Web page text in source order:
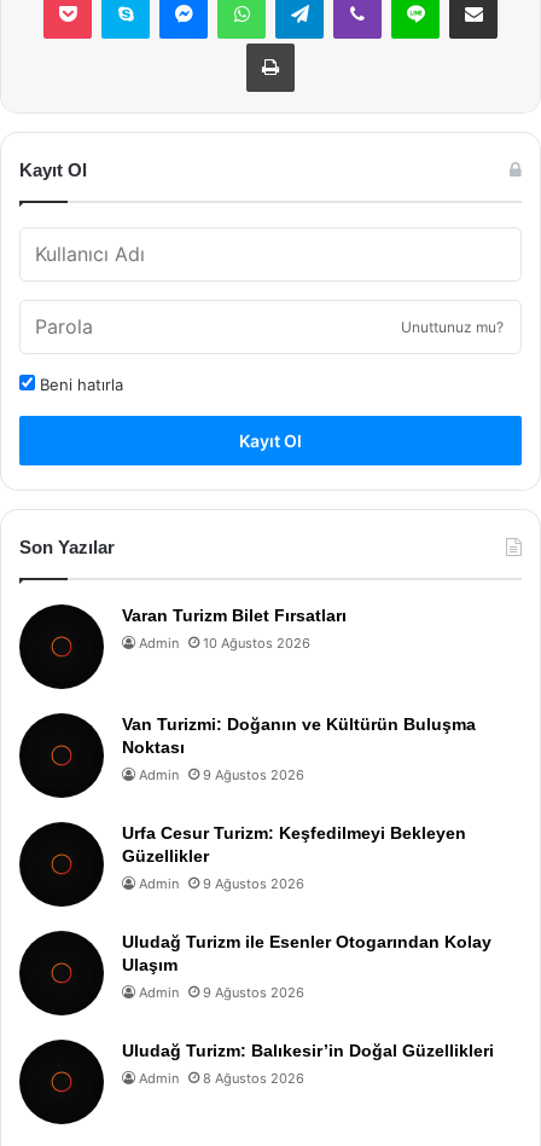
Yazdır
Kayıt Ol
Unuttunuz mu?
Beni hatırla
Kayıt Ol
Son Yazılar
Varan Turizm Bilet Fırsatları
Admin 10 Ağustos 2026
Van Turizmi: Doğanın ve Kültürün Buluşma
Noktası
Admin 9 Ağustos 2026
Urfa Cesur Turizm: Keşfedilmeyi Bekleyen
Güzellikler
Admin 9 Ağustos 2026
Uludağ Turizm ile Esenler Otogarından Kolay
Ulaşım
Admin 9 Ağustos 2026
Uludağ Turizm: Balıkesir’in Doğal Güzellikleri
Admin 8 Ağustos 2026